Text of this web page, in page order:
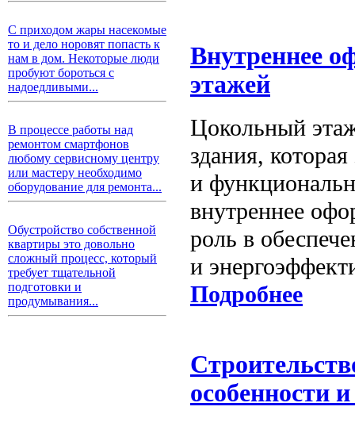
С приходом жары насекомые
то и дело норовят попасть к
нам в дом. Некоторые люди
пробуют бороться с
надоедливыми...
В процессе работы над
ремонтом смартфонов
любому сервисному центру
или мастеру необходимо
оборудование для ремонта...
Обустройство собственной
квартиры это довольно
сложный процесс, который
требует тщательной
подготовки и
продумывания...
Внутреннее
этажей
Цокольный
здания,
и
внутреннее
роль в
и
Подробнее
особенности